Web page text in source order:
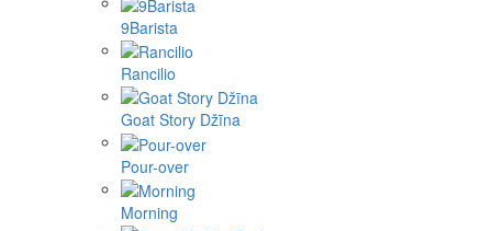
9Barista
Rancilio
Goat Story Džīna
Pour-over
Morning